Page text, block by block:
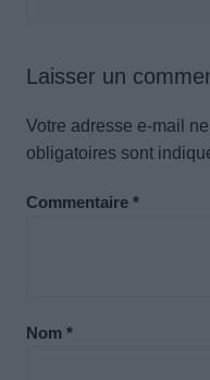
Laisser un
Votre adresse e-mail
obligatoires sont
Commentaire *
Nom *